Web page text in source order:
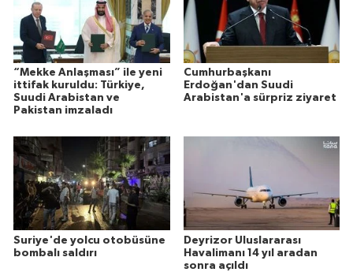
“Mekke Anlaşması” ile yeni
ittifak kuruldu: Türkiye,
Suudi Arabistan ve
Pakistan imzaladı
Cumhurbaşkanı
Erdoğan'dan Suudi
Arabistan'a sürpriz ziyaret
Suriye'de yolcu otobüsüne
bombalı saldırı
Deyrizor Uluslararası
Havalimanı 14 yıl aradan
sonra açıldı